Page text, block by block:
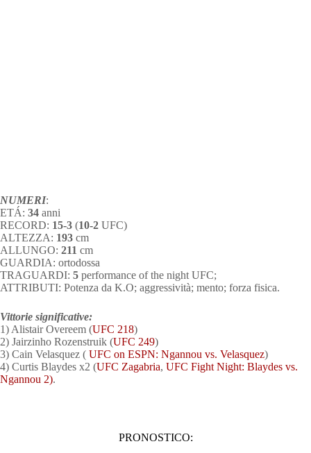
NUMERI:
ETÁ: 34 anni
RECORD: 15-3 (10-2 UFC)
ALTEZZA: 193 cm
ALLUNGO: 211 cm
GUARDIA: ortodossa
TRAGUARDI: 5 performance of the night UFC;
ATTRIBUTI: Potenza da K.O; aggressività; mento; forza fisica.
Vittorie significative:
1) Alistair Overeem (UFC 218)
2) Jairzinho Rozenstruik (UFC 249)
3) Cain Velasquez ( UFC on ESPN: Ngannou vs. Velasquez)
4) Curtis Blaydes x2 (UFC Zagabria, UFC Fight Night: Blaydes vs.
Ngannou 2).
PRONOSTICO: